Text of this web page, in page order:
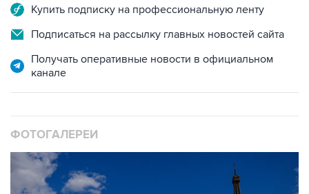
Купить подписку на профессиональную ленту
Подписаться на рассылку главных новостей сайта
Получать оперативные новости в официальном
канале
ФОТОГАЛЕРЕИ